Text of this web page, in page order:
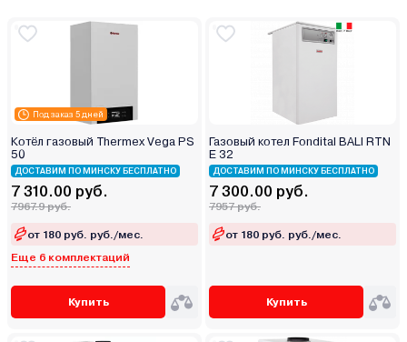
Под заказ 5 дней
Котёл газовый Thermex Vega PS
50
ДОСТАВИМ ПО МИНСКУ БЕСПЛАТНО
7 310.00 руб.
7967.9 руб.
от 180 руб. руб./мес.
Еще 6 комплектаций
Купить
Газовый котел Fondital BALI RTN
E 32
ДОСТАВИМ ПО МИНСКУ БЕСПЛАТНО
7 300.00 руб.
7957 руб.
от 180 руб. руб./мес.
Купить